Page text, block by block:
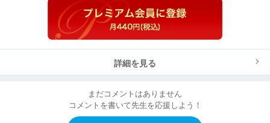
詳細を見る
まだコメントはありません
コメントを書いて先生を応援しよう！